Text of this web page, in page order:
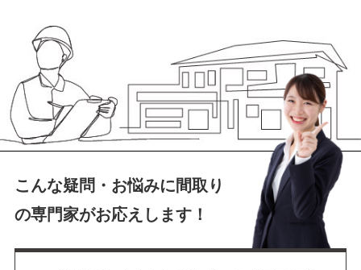
こんな疑問・お悩みに間取り
の専門家がお応えします！